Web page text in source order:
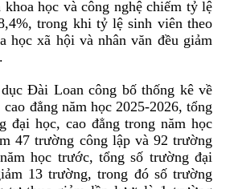
khoa học và công nghệ chiếm tỷ lệ
trong khi tỷ lệ sinh viên theo
học xã hội và nhân văn đều giảm
Đài Loan công bố thống kê về
đẳng năm học 2025-2026, tổng
đại học, cao đẳng trong năm học
47 trường công lập và 92 trường
học trước, tổng số trường đại
13 trường, trong đó số trường